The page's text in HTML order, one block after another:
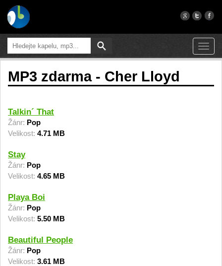
MP3 zdarma - Cher Lloyd
Talkin´ That
Žánr: Pop
Velikost: 4.71 MB
Stay
Žánr: Pop
Velikost: 4.65 MB
Playa Boi
Žánr: Pop
Velikost: 5.50 MB
Beautiful People
Žánr: Pop
Velikost: 3.61 MB